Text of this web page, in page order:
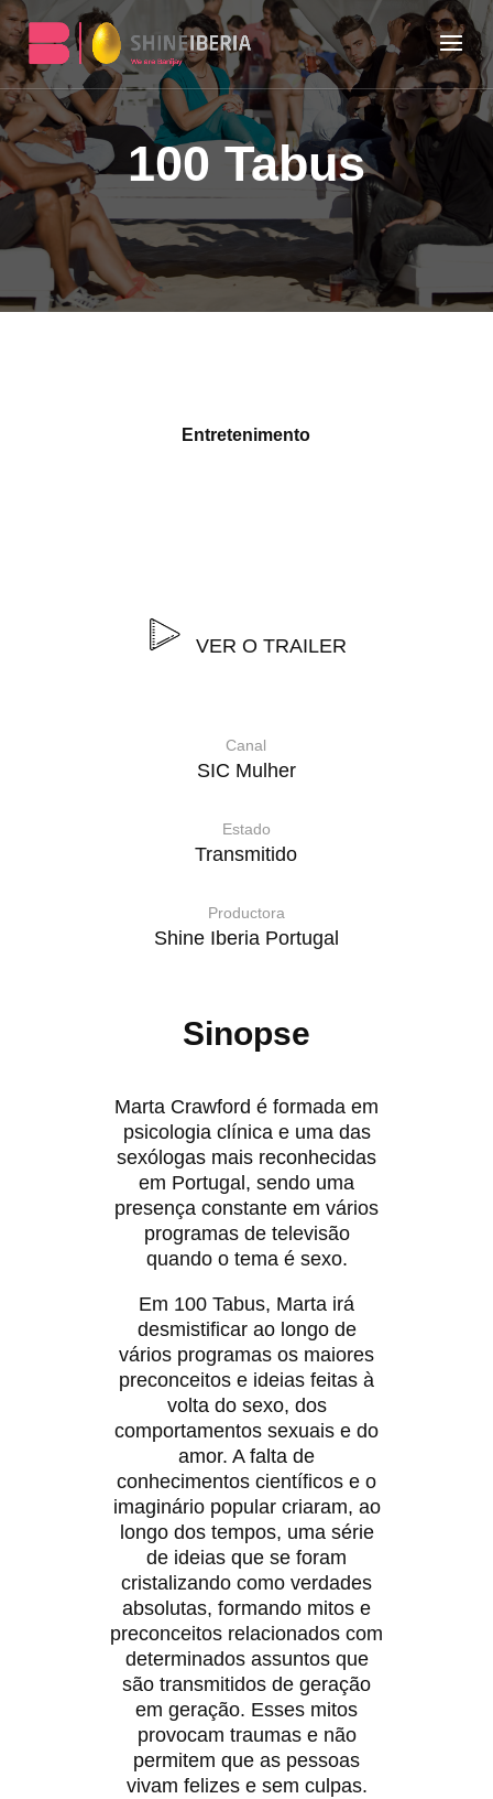
100 Tabus
Entretenimento
VER O TRAILER
Canal
SIC Mulher
Estado
Transmitido
Productora
Shine Iberia Portugal
Sinopse
Marta Crawford é formada em
psicologia clínica e uma das
sexólogas mais reconhecidas
em Portugal, sendo uma
presença constante em vários
programas de televisão
quando o tema é sexo.
Em 100 Tabus, Marta irá
desmistificar ao longo de
vários programas os maiores
preconceitos e ideias feitas à
volta do sexo, dos
comportamentos sexuais e do
amor. A falta de
conhecimentos científicos e o
imaginário popular criaram, ao
longo dos tempos, uma série
de ideias que se foram
cristalizando como verdades
absolutas, formando mitos e
preconceitos relacionados com
determinados assuntos que
são transmitidos de geração
em geração. Esses mitos
provocam traumas e não
permitem que as pessoas
vivam felizes e sem culpas.